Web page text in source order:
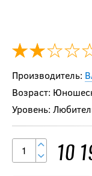
Производитель:
Возраст:
Уровень:
10